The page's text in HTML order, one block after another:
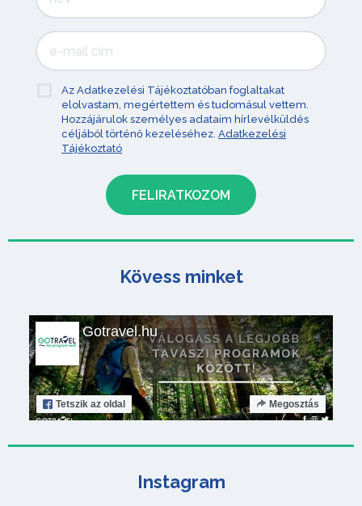
Az Adatkezelési Tájékoztatóban foglaltakat
elolvastam, megértettem és tudomásul vettem.
Hozzájárulok személyes adataim hírlevélküldés
céljából történő kezeléséhez. Adatkezelési
Tájékoztató
Kövess minket
Gotravel.hu
Tetszik az oldal Megosztás
Instagram